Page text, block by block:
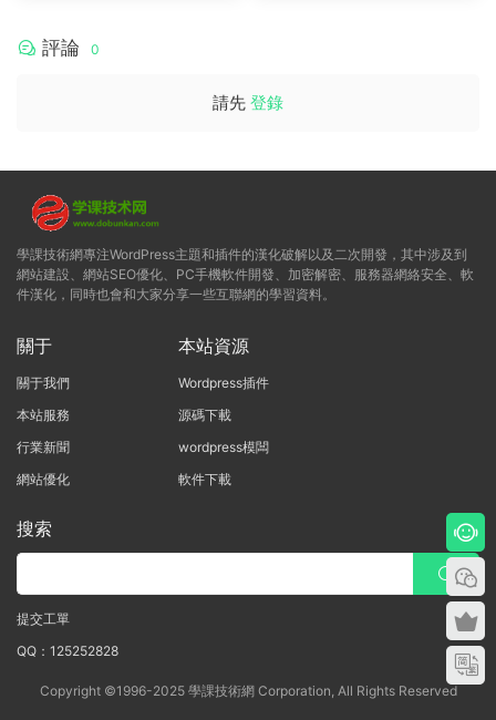
評論 0
請先 登錄
學課技術網專注WordPress主題和插件的漢化破解以及二次開發，其中涉及到
網站建設、網站SEO優化、PC手機軟件開發、加密解密、服務器網絡安全、軟
件漢化，同時也會和大家分享一些互聯網的學習資料。
關于
關于我們
本站服務
行業新聞
網站優化
本站資源
Wordpress插件
源碼下載
wordpress模闆
軟件下載
搜索
提交工單
QQ：125252828
Copyright ©1996-2025 學課技術網 Corporation, All Rights Reserved